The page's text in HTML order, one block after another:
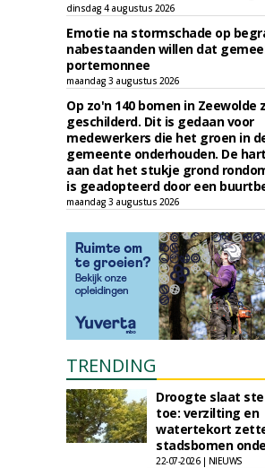
dinsdag 4 augustus 2026
Emotie na stormschade op
nabestaanden willen dat
portemonnee
maandag 3 augustus 2026
Op zo'n 140 bomen in Zeewolde
geschilderd. Dit is gedaan voor
medewerkers die het groen in
gemeente onderhouden. De
aan dat het stukje grond
is geadopteerd door een
maandag 3 augustus 2026
TRENDING
Droogte slaat
toe: verzilting en
watertekort
stadsbomen
22-07-2026 | NIEUWS